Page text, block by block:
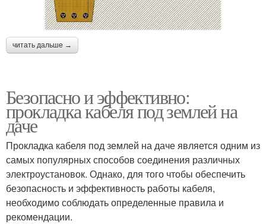
читать дальше →
Безопасно и эффективно:
прокладка кабеля под землей на
даче
Прокладка кабеля под землей на даче является одним из
самых популярных способов соединения различных
электроустановок. Однако, для того чтобы обеспечить
безопасность и эффективность работы кабеля,
необходимо соблюдать определенные правила и
рекомендации.